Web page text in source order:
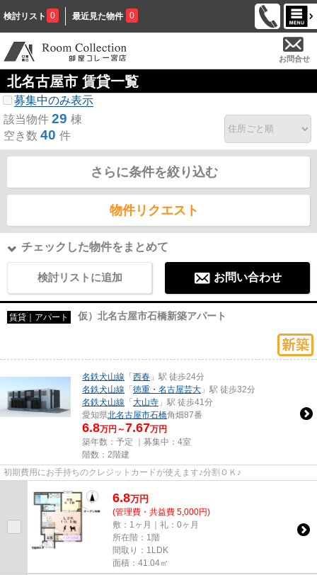
検討リスト 0 最近見た物件 0
お問合せ
北名古屋市 賃貸一覧
募集中のみ表示
該当物件 29 棟
空き数 40 件
さらに条件を絞り込む
物件リクエスト
チェックした物件をまとめて
検討リストに追加 お問い合わせ
賃貸｜アパート 仮）北名古屋市石橋新築アパート
名鉄犬山線 「 西春 」駅 徒歩24分
名鉄犬山線 「 徳重・名古屋芸大 」駅 徒歩32分
名鉄犬山線 「 大山寺 」駅 徒歩41分
愛知県北名古屋市石橋角畑87番
6.8万円～7.67万円
築年数：予定 ｜募集中： 4室
階数：2階建
初期費用にお手持ちのクレジットカードが使えます♪分割ＯＫ♪
6.8万円
(管理費・共益費 5,000円)
敷：1ヶ月｜礼：0ヶ月
所在階：1階
間取り：1LDK
面積：41.04㎡